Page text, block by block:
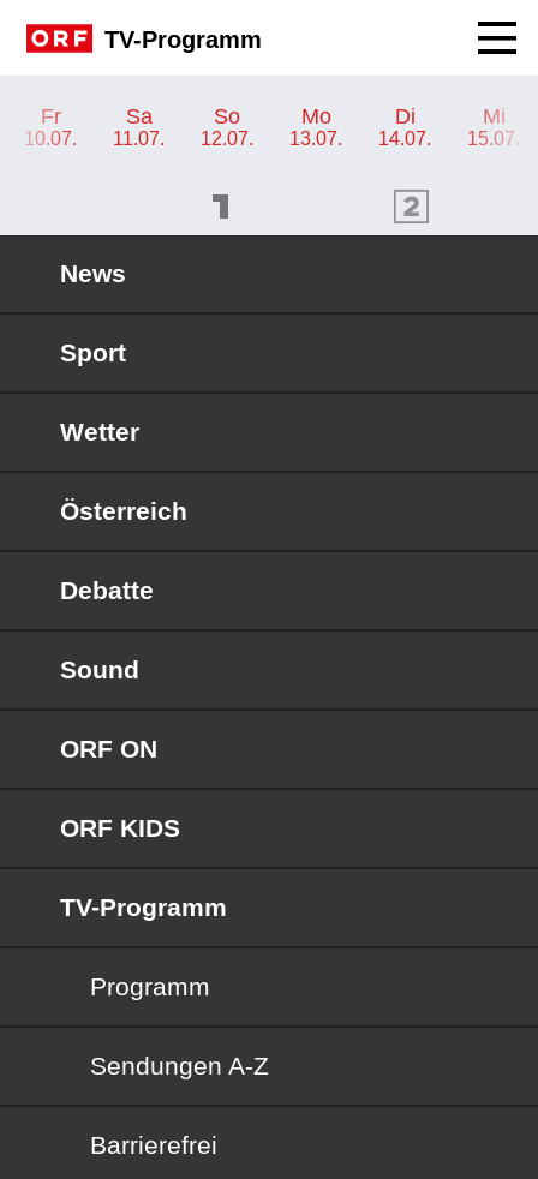
TV-Programm
Fr
10.07.
Sa
11.07.
So
12.07.
Mo
13.07.
Di
14.07.
Mi
15.07.
ORF 2 Programm
News
Sport
Wetter
Österreich
Debatte
Sound
ORF ON
ORF KIDS
TV-Programm
Programm
Sendungen von A bis Z
Sendungen A-Z
Barrierefrei
Barrierefrei